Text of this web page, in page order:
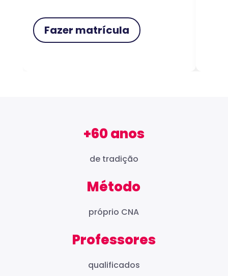
Fazer matrícula
+60 anos
de tradição
Método
próprio CNA
Professores
qualificados